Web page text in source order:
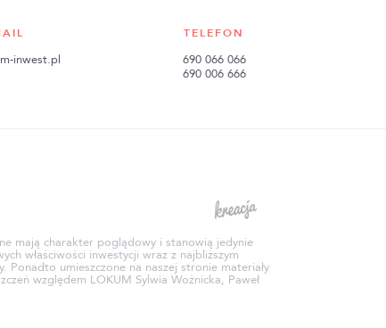
inwest.pl
TELEFON
690 066 066
690 006 666
mają charakter poglądowy i stanowią jedynie
właściwości inwestycji wraz z najbliższym
umieszczone na naszej stronie materiały
względem LOKUM Sylwia Woźnicka, Paweł